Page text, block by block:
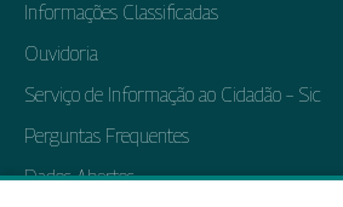
Informações Classificadas
Ouvidoria
Serviço de Informação ao Cidadão – Sic
Perguntas Frequentes
Dados Abertos